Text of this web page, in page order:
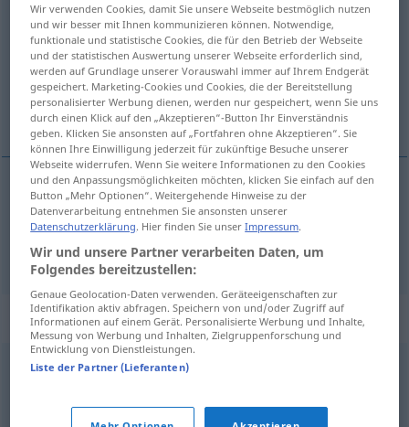
Phantomn
Übersicht aller Übersetzungen
(Für mehr Details die Übersetzung anklicken/antippen)
幻影, 幽灵
幻影[huànyǐng] Phantom Trugbild
幽灵[yōulíng] PhantomGespenst
Synonyme für "Phantom"
Wir verwenden Cookies, damit Sie unsere Webseite bestmöglich nutzen
und wir besser mit Ihnen kommunizieren können. Notwendige,
funktionale und statistische Cookies, die für den Betrieb der Webseite
und der statistischen Auswertung unserer Webseite erforderlich sind,
werden auf Grundlage unserer Vorauswahl immer auf Ihrem Endgerät
gespeichert. Marketing-Cookies und Cookies, die der Bereitstellung
personalisierter Werbung dienen, werden nur gespeichert, wenn Sie uns
durch einen Klick auf den „Akzeptieren“-Button Ihr Einverständnis
geben. Klicken Sie ansonsten auf „Fortfahren ohne Akzeptieren“. Sie
können Ihre Einwilligung jederzeit für zukünftige Besuche unserer
Webseite widerrufen. Wenn Sie weitere Informationen zu den Cookies
und den Anpassungsmöglichkeiten möchten, klicken Sie einfach auf den
Button „Mehr Optionen“. Weitergehende Hinweise zu der
Datenverarbeitung entnehmen Sie ansonsten unserer
Datenschutzerklärung. Hier finden Sie unserImpressum.
Wir und unsere Partner verarbeiten Daten, um
Folgendes bereitzustellen:
Genaue Geolocation-Daten verwenden. Geräteeigenschaften zur
Identifikation aktiv abfragen. Speichern von und/oder Zugriff auf
Informationen auf einem Gerät. Personalisierte Werbung und Inhalte,
Messung von Werbung und Inhalten, Zielgruppenforschung und
Entwicklung von Dienstleistungen.
Liste der Partner (Lieferanten)